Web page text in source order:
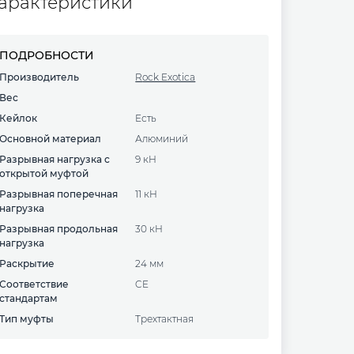
ПОДРОБНОСТИ
Производитель
Rock Exotica
Вес
Кейлок
есть
Основной материал
алюминий
Разрывная нагрузка с
открытой муфтой
9 кН
Разрывная поперечная
нагрузка
11 кН
Разрывная продольная
нагрузка
30 кН
Раскрытие
24 мм
Соответствие
стандартам
CE
Тип муфты Трехтактная